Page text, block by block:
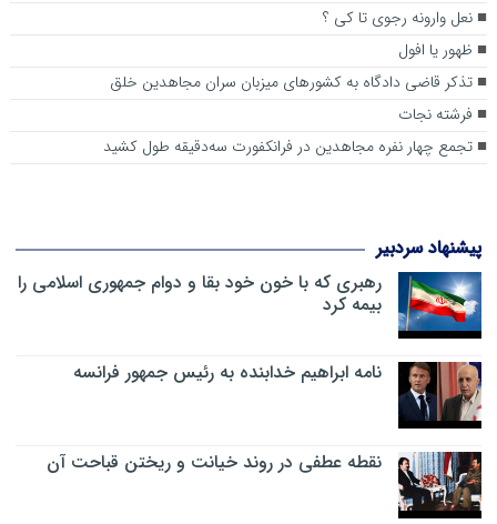
نعل وارونه رجوی تا کی ؟
ظهور یا افول
تذکر قاضی دادگاه به کشورهای میزبان سران مجاهدین خلق
فرشته نجات
تجمع چهار نفره مجاهدین در فرانکفورت سه‌دقیقه طول کشید
پیشنهاد سردبیر
رهبری که با خون خود بقا و دوام جمهوری اسلامی را
بیمه کرد
نامه ابراهیم خدابنده به رئیس جمهور فرانسه
نقطه عطفی در روند خیانت و ریختن قباحت آن